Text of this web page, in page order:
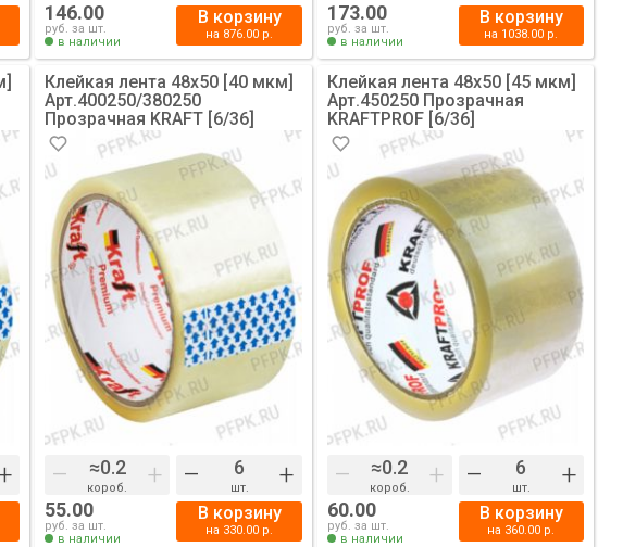
146.00
руб. за шт.
в наличии
В корзину
на 876.00 р.
173.00
руб. за шт.
в наличии
В корзину
на 1038.00 р.
Клейкая лента 48х50 [40 мкм]
Арт.400250/380250
Прозрачная KRAFT [6/36]
– короб. + – шт. +
55.00
руб. за шт.
в наличии
В корзину
на 330.00 р.
Клейкая лента 48х50 [45 мкм]
Арт.450250 Прозрачная
KRAFTPROF [6/36]
– короб. + – шт. +
60.00
руб. за шт.
в наличии
В корзину
на 360.00 р.